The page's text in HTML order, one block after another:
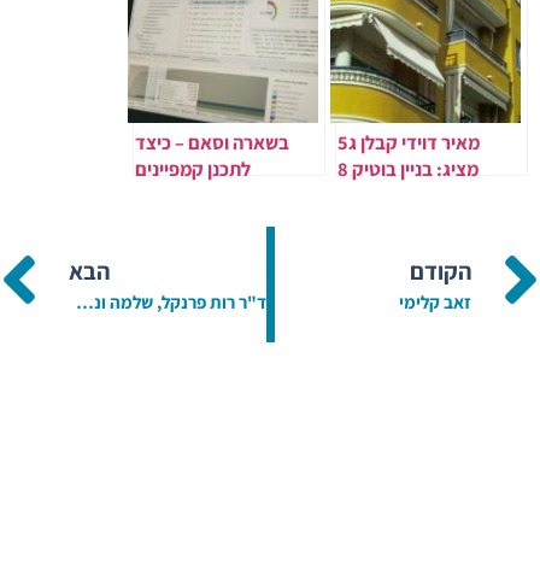
מאיר דוידי קבלן ג5
מציג: בניין בוטיק 8
בשארה וסאם – כיצד
לתכנן קמפיינים
באופן מושלם מאת
הקודם
זאב קלימי
הבא
ד"ר רות פרנקל, שלמה ונטורה והרב שמעון דהן הכתירו את כלת וחתן חידון התנ"ך העירוני בבתי הספר התיכוניים בבאר שבע